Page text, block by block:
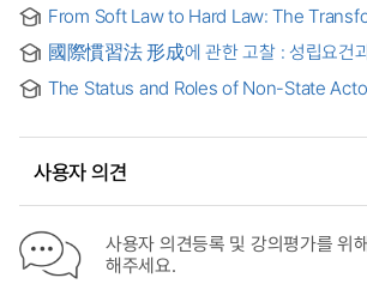
From Soft Law to Hard Law: The
Due Diligence in International Law :
of States and International
경성법으로: 사이버공간에서의 국제법상
전환: 국가 및 국제기구의 실행을 중심으로
國際慣習法 形成에 관한 고찰 : 성립요건
The Status and Roles of Non-State
사용자 의견
사용자 의견등록 및 강의평가를 위
해주세요.